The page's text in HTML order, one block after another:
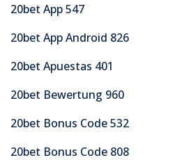
20bet App 547
20bet App Android 826
20bet Apuestas 401
20bet Bewertung 960
20bet Bonus Code 532
20bet Bonus Code 808